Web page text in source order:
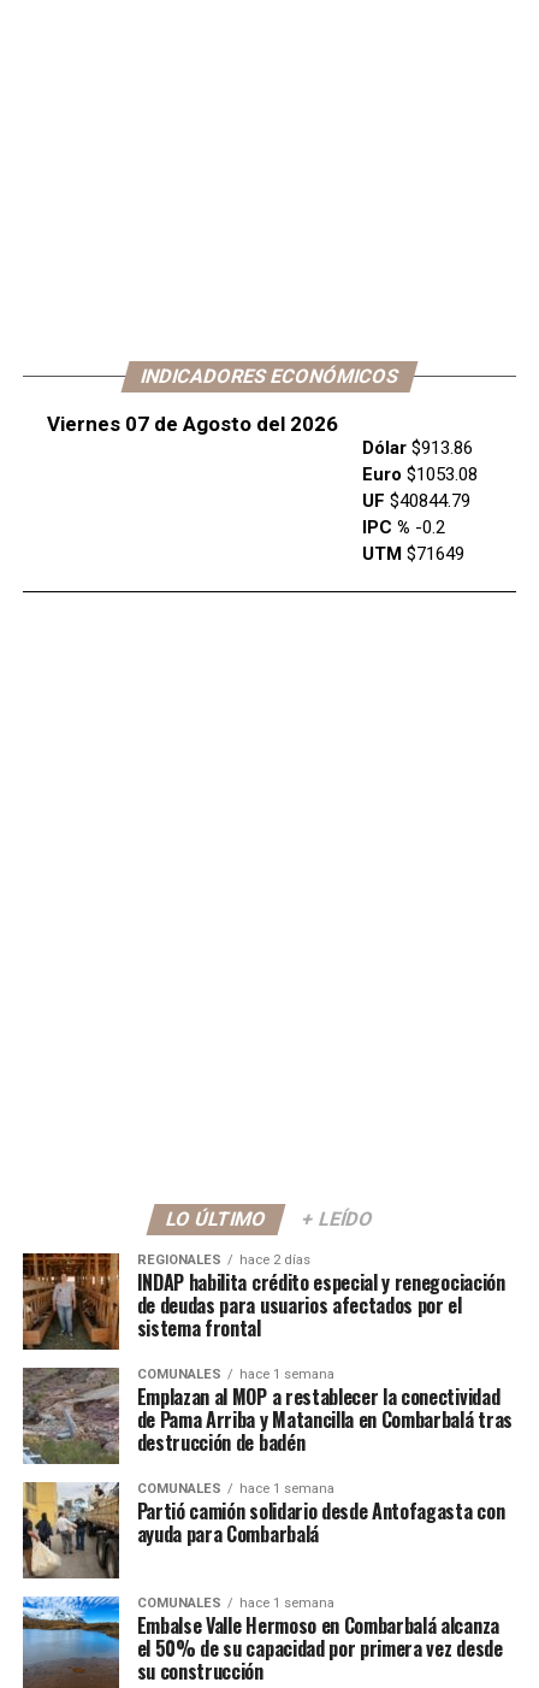
INDICADORES ECONÓMICOS
Viernes 07 de Agosto del 2026
Dólar$913.86
Euro $1053.08
UF $40844.79
IPC % -0.2
UTM$71649
LO ÚLTIMO + LEÍDO
REGIONALES hace 2 días
INDAP habilita crédito especial y renegociación
de deudas para usuarios afectados por el
sistema frontal
COMUNALES hace 1 semana
Emplazan al MOP a restablecer la conectividad
de Pama Arriba y Matancilla en Combarbalá tras
destrucción de badén
COMUNALES hace 1 semana
Partió camión solidario desde Antofagasta con
ayuda para Combarbalá
COMUNALES hace 1 semana
Embalse Valle Hermoso en Combarbalá alcanza
el 50% de su capacidad por primera vez desde
su construcción